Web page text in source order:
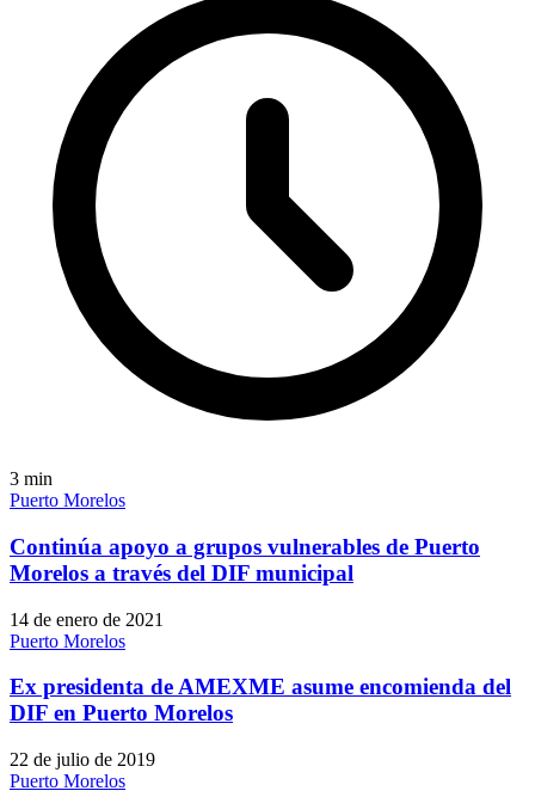
3 min
Puerto Morelos
Continúa apoyo a grupos vulnerables de Puerto
Morelos a través del DIF municipal
14 de enero de 2021
Puerto Morelos
Ex presidenta de AMEXME asume encomienda del
DIF en Puerto Morelos
22 de julio de 2019
Puerto Morelos